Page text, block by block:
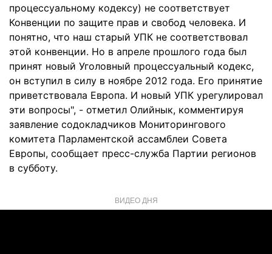
процессуальному кодексу) не соответствует
Конвенции по защите прав и свобод человека. И
понятно, что наш старый УПК не соответствовал
этой конвенции. Но в апреле прошлого года был
принят новый Уголовный процессуальный кодекс,
он вступил в силу в ноябре 2012 года. Его принятие
приветствовала Европа. И новый УПК урегулировал
эти вопросы", - отметил Олийнык, комментируя
заявление содокладчиков Мониторингового
комитета Парламентской ассамблеи Совета
Европы, сообщает пресс-служба Партии регионов
в субботу.
ВИДЕО ДНЯ